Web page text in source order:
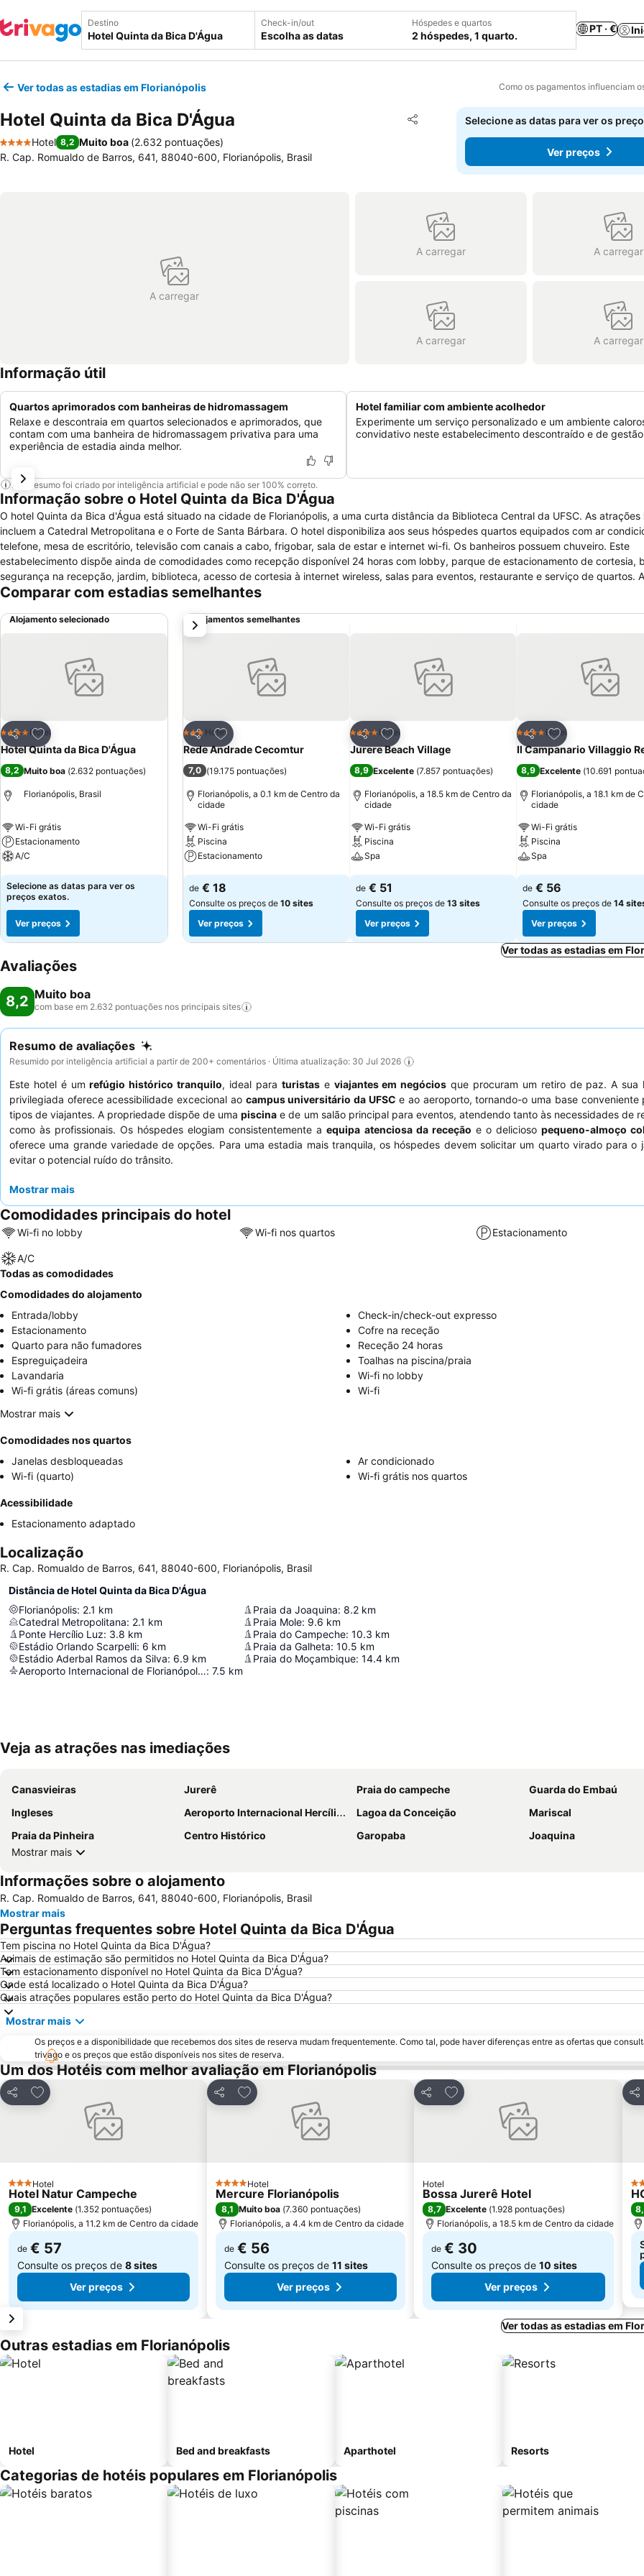
Destino Check-in/out
Escolha as datas
Hóspedes e quartos
2 hóspedes, 1 quarto.
PT · €
Ver todas as estadias em Florianópolis Como os pagamentos influenciam
Hotel Quinta da Bica D'Água Partilhar
Adicionar aos favoritos
4 Estrelas
Hotel 8,2 Muito boa (2.632 pontuações)
R. Cap. Romualdo de Barros, 641, 88040-600, Florianópolis, Brasil
Selecione as datas para ver os
Ver preços
A carregar
A carregar A carregar
A carregar A carregar
Informação útil
Quartos aprimorados com banheiras de hidromassagem
Relaxe e descontraia em quartos selecionados e aprimorados, que
contam com uma banheira de hidromassagem privativa para uma
experiência de estadia ainda melhor.
Hotel familiar com ambiente acolhedor
Experimente um serviço personalizado e um ambiente
convidativo neste estabelecimento descontraído e de gestão
Este resumo foi criado por inteligência artificial e pode não ser 100% correto.
Informação sobre o Hotel Quinta da Bica D'Água
O hotel Quinta da Bica d'Água está situado na cidade de Florianópolis, a uma curta distância da Biblioteca Central da UFSC. As atrações
incluem a Catedral Metropolitana e o Forte de Santa Bárbara. O hotel disponibiliza aos seus hóspedes quartos equipados com ar
telefone, mesa de escritório, televisão com canais a cabo, frigobar, sala de estar e internet wi-fi. Os banheiros possuem chuveiro. Este
estabelecimento dispõe ainda de comodidades como recepção disponível 24 horas com lobby, parque de estacionamento de cortesia,
segurança na recepção, jardim, biblioteca, acesso de cortesia à internet wireless, salas para eventos, restaurante e serviço de quartos.
do hotel contempla ainda uma piscina exterior, que proporcionará aos hóspedes momentos relaxantes. Todos os dias é servido aos
Comparar com estadias semelhantes
Alojamento selecionado
Partilhar
Adicionar aos favoritos
4 EstrelasHotel
Hotel Quinta da Bica D'Água
8,2 Muito boa (2.632 pontuações)
Florianópolis, Brasil
Wi-Fi grátis
Estacionamento
A/C
Ver preços
Selecione as datas para ver os
preços exatos.
Ver preços
Alojamentos semelhantes
Partilhar
Adicionar aos favoritos
3 Estrelas
Hotel
Rede Andrade Cecomtur
7,0 (19.175 pontuações)
Florianópolis, a 0.1 km de Centro da
cidade
Wi-Fi grátis
Piscina
Estacionamento
Ver preços
de € 18
Consulte os preços de 10 sites
Ver preços
Partilhar
Adicionar aos favoritos
4 EstrelasHotel
Jurere Beach Village
8,9 Excelente (7.857 pontuações)
Florianópolis, a 18.5 km de Centro da
cidade
Wi-Fi grátis
Piscina
Spa
Ver preços
de € 51
Consulte os preços de 13 sites
Ver preços
Partilhar
Adicionar aos
4 EstrelasHotel
Il Campanario Villaggio
8,9 Excelente (10.691
Florianópolis, a 18.1 km de
cidade
Wi-Fi grátis
Piscina
Spa
Ver preços
de € 56
Consulte os preços de 14
Ver preços
próximo
Ver todas as estadias em
Avaliações
8,2 Muito boa
com base em 2.632 pontuações nos principais sites
Resumo de avaliações
Resumido por inteligência artificial a partir de 200+ comentários · Última atualização: 30 Jul 2026
Este hotel é umrefúgio histórico tranquilo, ideal para turistase viajantes em negócios que procuram um retiro de paz. A sua
privilegiada oferece acessibilidade excecional ao campus universitário da UFSC e ao aeroporto, tornando-o uma base conveniente
tipos de viajantes. A propriedade dispõe de umapiscina e de um salão principal para eventos, atendendo tanto às necessidades de
como às profissionais. Os hóspedes elogiam consistentemente aequipa atenciosa da receção e o delicioso pequeno-almoço
oferece uma grande variedade de opções. Para uma estadia mais tranquila, os hóspedes devem solicitar um quarto virado para o
evitar o potencial ruído do trânsito.
Mostrar mais
Comodidades principais do hotel
Wi-fi no lobby Wi-fi nos quartos Estacionamento
A/C
Todas as comodidades
Comodidades do alojamento
Entrada/lobby
Check-in/check-out expresso
Estacionamento
Cofre na receção
Quarto para não fumadores
Receção 24 horas
Espreguiçadeira
Toalhas na piscina/praia
Lavandaria
Wi-fi no lobby
Wi-fi grátis (áreas comuns)
Wi-fi
Mostrar mais
Comodidades nos quartos
Janelas desbloqueadas
Ar condicionado
Wi-fi (quarto)
Wi-fi grátis nos quartos
Acessibilidade
Estacionamento adaptado
Localização
R. Cap. Romualdo de Barros, 641, 88040-600, Florianópolis, Brasil
Distância de Hotel Quinta da Bica D'Água
Florianópolis: 2.1 km
Catedral Metropolitana: 2.1 km
Ponte Hercílio Luz: 3.8 km
Estádio Orlando Scarpelli: 6 km
Estádio Aderbal Ramos da Silva: 6.9 km
Aeroporto Internacional de Florianópolis Hercílio Luz: 7.5 km
Praia da Joaquina: 8.2 km
Praia Mole: 9.6 km
Praia do Campeche: 10.3 km
Praia da Galheta: 10.5 km
Praia do Moçambique: 14.4 km
Veja as atrações nas imediações
Canasvieiras Jurerê Praia do campeche
Guarda do Embaú
Ingleses
Aeroporto Internacional Hercílio Luz Lagoa da Conceição
Mariscal
Praia da Pinheira
Centro Histórico Garopaba
Joaquina
Mostrar mais
Informações sobre o alojamento
R. Cap. Romualdo de Barros, 641, 88040-600, Florianópolis, Brasil
Mostrar mais
Perguntas frequentes sobre Hotel Quinta da Bica D'Água
Tem piscina no Hotel Quinta da Bica D'Água?
Animais de estimação são permitidos no Hotel Quinta da Bica D'Água?
Tem estacionamento disponível no Hotel Quinta da Bica D'Água?
Onde está localizado o Hotel Quinta da Bica D'Água?
Quais atrações populares estão perto do Hotel Quinta da Bica D'Água?
Mostrar mais
Os preços e a disponibilidade que recebemos dos sites de reserva mudam frequentemente. Como tal, pode haver diferenças entre as ofertas que
trivago e os preços que estão disponíveis nos sites de reserva.
Um dos Hotéis com melhor avaliação em Florianópolis
Partilhar
Adicionar aos favoritos
3 Estrelas
Hotel
Hotel Natur Campeche
9,1 Excelente (1.352 pontuações)
Florianópolis, a 11.2 km de Centro da cidade
de € 57
Consulte os preços de 8 sites
Ver preços
Partilhar
Adicionar aos favoritos
4 Estrelas
Hotel
Mercure Florianópolis
8,1 Muito boa (7.360 pontuações)
Florianópolis, a 4.4 km de Centro da cidade
de € 56
Consulte os preços de 11 sites
Ver preços
Partilhar
Adicionar aos favoritos
Hotel
Bossa Jurerê Hotel
8,7 Excelente (1.928 pontuações)
Florianópolis, a 18.5 km de Centro da cidade
de € 30
Consulte os preços de 10 sites
Ver preços
3
Ver todas as estadias em
Outras estadias em Florianópolis
Hotel Bed and breakfasts Aparthotel Resorts
Categorias de hotéis populares em Florianópolis